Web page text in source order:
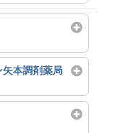
本調剤薬局